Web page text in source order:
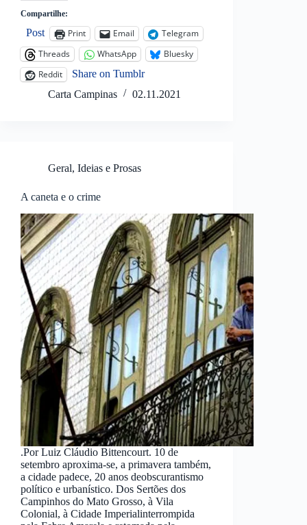
Compartilhe:
Post Print Email
Telegram
Threads
WhatsApp
Bluesky
Reddit
Share on Tumblr
Carta Campinas
02.11.2021
Geral, Ideias e Prosas
A caneta e o crime
.Por Luiz Cláudio Bittencourt. 10 de
setembro aproxima-se, a primavera também,
a cidade padece, 20 anos deobscurantismo
político e urbanístico. Dos Sertões dos
Campinhos do Mato Grosso, à Vila
Colonial, à Cidade Imperialinterrompida